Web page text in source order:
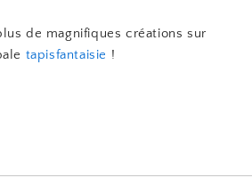
de magnifiques créations sur
tapisfantaisie !